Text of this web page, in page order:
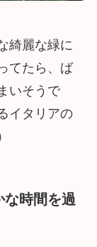
綺麗な緑に
てたら、ば
いそうで
イタリアの
な時間を過